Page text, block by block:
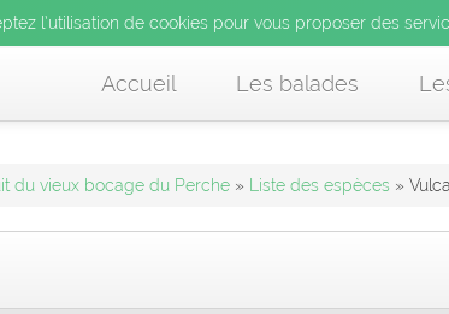
l’utilisation de cookies pour vous proposer des
Accueil Les balades
l’utilisation de cookies pour vous proposer des
de cookies pour vous proposer des
du vieux bocage du Perche » Liste des espèces »